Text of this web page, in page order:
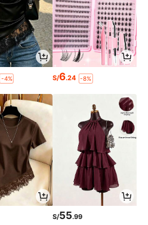
-4% S/6.24 -8%
S/55.99